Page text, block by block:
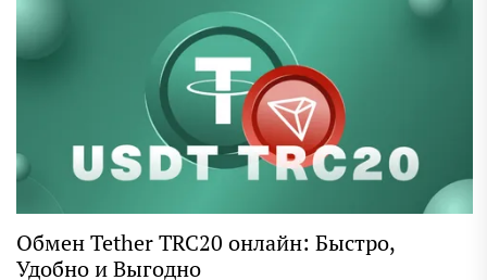
Обмен Tether TRC20 онлайн: Быстро,
Удобно и Выгодно